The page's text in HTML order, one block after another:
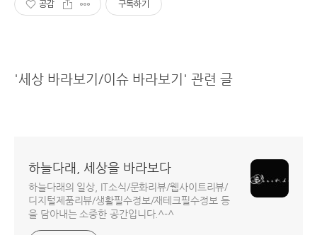
공감 구독하기
'세상 바라보기/이슈 바라보기' 관련 글
하늘다래, 세상을 바라보다
하늘다래의 일상, IT소식/문화리뷰/웹사이트리뷰/
디지털제품리뷰/생활필수정보/재테크필수정보 등
을 담아내는 소중한 공간입니다.^-^